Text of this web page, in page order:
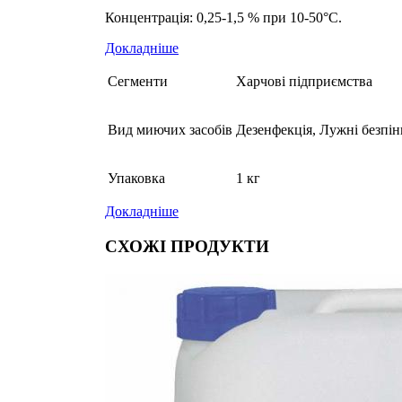
Концентрація: 0,25-1,5 % при 10-50°С.
Докладніше
Сегменти Харчові підприємства
Вид миючих засобів Дезенфекція, Лужні
Упаковка 1 кг
Докладніше
СХОЖІ ПРОДУКТИ